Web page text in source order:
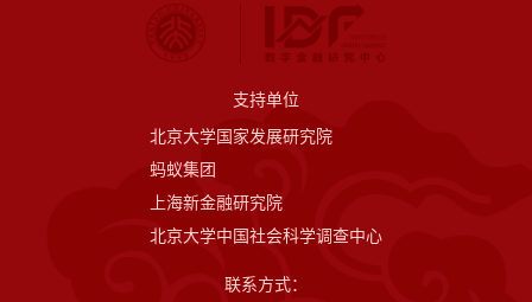
支持单位
北京大学国家发展研究院
蚂蚁集团
上海新金融研究院
北京大学中国社会科学调查中心
联系方式：